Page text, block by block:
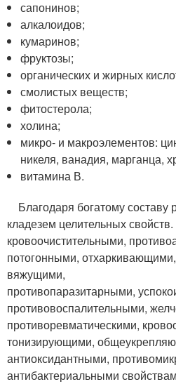
сапонинов;
алкалоидов;
кумаринов;
фруктозы;
органических и жирных
смолистых веществ;
фитостерола;
холина;
микро- и макроэлементов:
никеля, ванадия, марганца,
витамина В.
Благодаря богатому составу
кладезем целительных
кровоочистительными,
потогонными,
вяжущими,
противопаразитарными,
противовоспалительными,
противоревматическими,
тонизирующими,
антиоксидантными,
антибактериальными